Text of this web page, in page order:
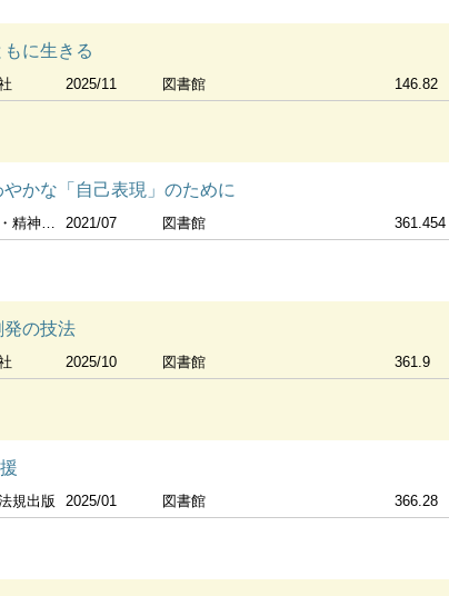
に生きる
2025/11 図書館 146.82
かな「自己表現」のために
技術研究所 2021/07 図書館 361.454
発の技法
2025/10 図書館 361.9
規出版 2025/01 図書館 366.28